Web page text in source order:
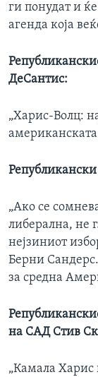
ги понудат и
агенда која
ДеСантис:
„Харис-Волц:
американската
„Ако се
либерална, не
нејзиниот
Берни
за средна
на САД Стив
„Камала Харис